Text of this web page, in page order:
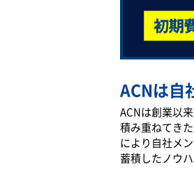
ACNは自
ACNは創業以
積み重ねてき
により自社メ
蓄積したノウ